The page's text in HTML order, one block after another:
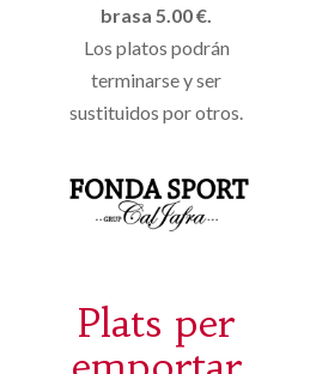
brasa 5.00 €.
Los platos podrán
terminarse y ser
sustituidos por otros.
Plats per